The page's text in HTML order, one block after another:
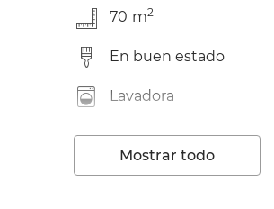
70 m2
En buen estado
Lavadora
TV
Secadora
Mostrar todo